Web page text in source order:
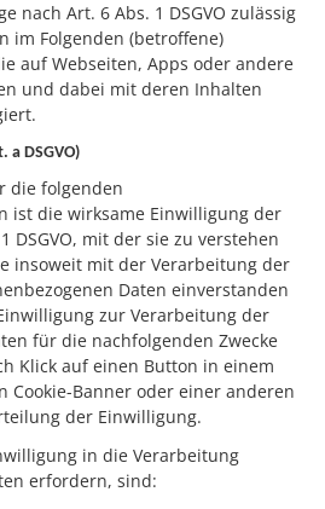
nach Art. 6 Abs. 1 DSGVO zulässig
im Folgenden (betroffene)
auf Webseiten, Apps oder andere
und dabei mit deren Inhalten
a DSGVO)
die folgenden
ist die wirksame Einwilligung der
DSGVO, mit der sie zu verstehen
insoweit mit der Verarbeitung der
Daten einverstanden
zur Verarbeitung der
für die nachfolgenden Zwecke
Klick auf einen Button in einem
Cookie-Banner oder einer anderen
der Einwilligung.
in die Verarbeitung
erfordern, sind: